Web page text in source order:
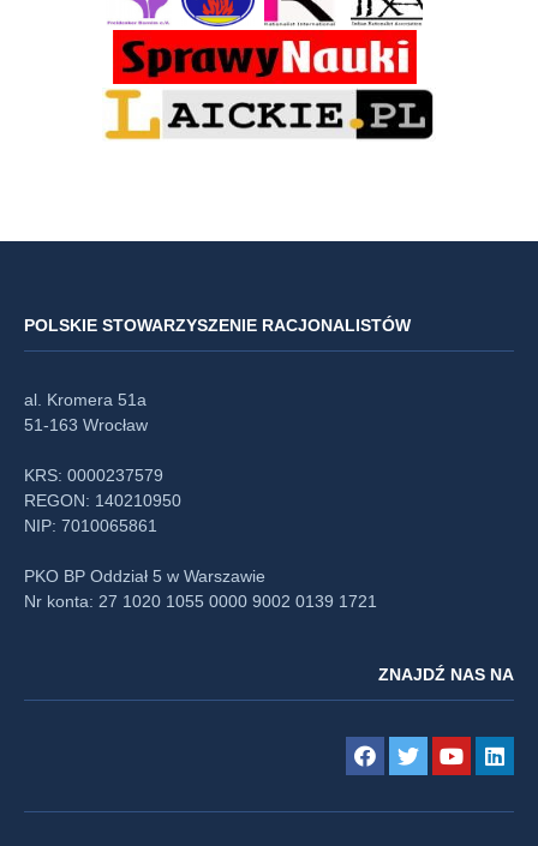
POLSKIE STOWARZYSZENIE RACJONALISTÓW
al. Kromera 51a
51-163 Wrocław
KRS: 0000237579
REGON: 140210950
NIP: 7010065861
PKO BP Oddział 5 w Warszawie
Nr konta: 27 1020 1055 0000 9002 0139 1721
ZNAJDŹ NAS NA